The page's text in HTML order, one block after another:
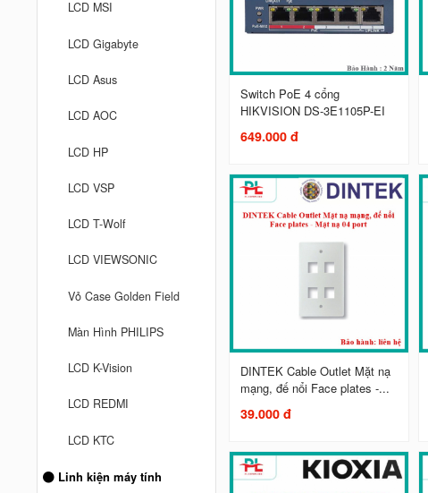
LCD MSI
LCD Gigabyte
LCD Asus
LCD AOC
LCD HP
LCD VSP
LCD T-Wolf
LCD VIEWSONIC
Vỏ Case Golden Field
Màn Hình PHILIPS
LCD K-Vision
LCD REDMI
LCD KTC
Linh kiện máy tính
Switch PoE 4 cổng
HIKVISION DS-3E1105P-EI
649.000 đ
DINTEK Cable Outlet Mặt nạ
mạng, đế nổi Face plates -...
39.000 đ